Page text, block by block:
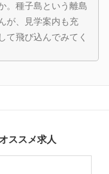
。種子島という離島
が、見学案内も充
て飛び込んでみてく
ススメ求人